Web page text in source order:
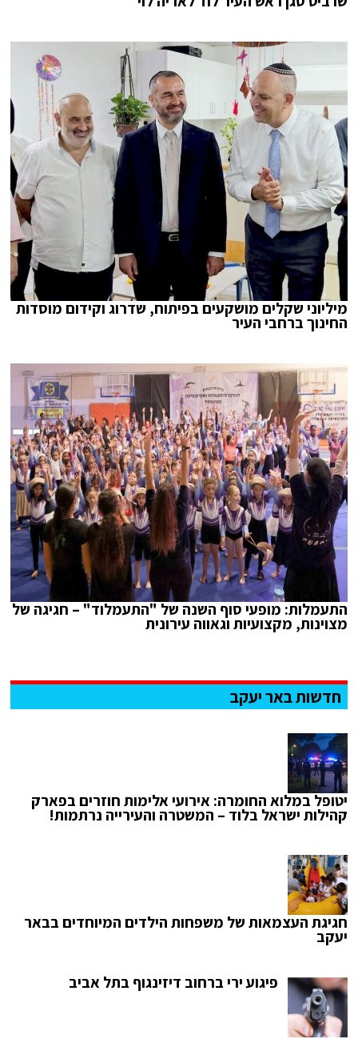
מיליוני שקלים מושקעים בפיתוח, שדרוג וקידום מוסדות
החינוך ברחבי העיר
התעמלות: מופעי סוף השנה של "התעמלוד" – חגיגה של
מצוינות, מקצועיות וגאווה עירונית
חדשות באר יעקב
יטופל במלוא החומרה: אירועי אלימות חוזרים בפארק
קהילות ישראל בלוד – המשטרה והעירייה נרתמות!
חגיגת העצמאות של משפחות הילדים המיוחדים בבאר
יעקב
פיגוע ירי ברחוב דיזינגוף בתל אביב